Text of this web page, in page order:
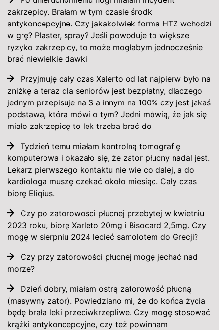
zakrzepicy. Brałam w tym czasie środki
antykoncepcyjne. Czy jakakolwiek forma HTZ wchodzi
w grę? Plaster, spray? Jeśli powoduje to większe
ryzyko zakrzepicy, to może mogłabym jednocześnie
brać niewielkie dawki
Przyjmuję cały czas Xalerto od lat najpierw było na
zniżkę a teraz dla seniorów jest bezpłatny, dlaczego
jednym przepisuje na S a innym na 100% czy jest jakaś
podstawa, która mówi o tym? Jedni mówią, że jak się
miało zakrzepicę to lek trzeba brać do
Tydzień temu miałam kontrolną tomografię
komputerowa i okazało się, że zator płucny nadal jest.
Lekarz pierwszego kontaktu nie wie co dalej, a do
kardiologa muszę czekać około miesiąc. Cały czas
biorę Eliqius.
Czy po zatorowości płucnej przebytej w kwietniu
2023 roku, biorę Xarleto 20mg i Bisocard 2,5mg. Czy
mogę w sierpniu 2024 lecieć samolotem do Grecji?
Czy przy zatorowości płucnej mogę jechać nad
morze?
Dzień dobry, miałam ostrą zatorowość płucną
(masywny zator). Powiedziano mi, że do końca życia
będę brała leki przeciwkrzepliwe. Czy mogę stosować
krążki antykoncepcyjne, czy też powinnam